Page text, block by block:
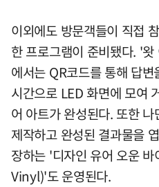
이외에도 방문객들이 직접
한 프로그램이 준비됐다. '
에서는 QR코드를 통해 답
시간으로 LED 화면에 모여
어 아트가 완성된다. 또한
제작하고 완성된 결과물을
장하는 '디자인 유어 오운
Vinyl)'도 운영된다.